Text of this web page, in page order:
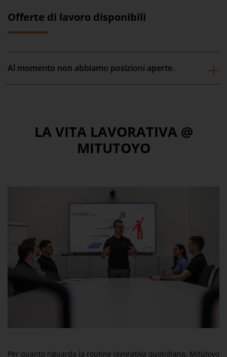
Offerte di lavoro disponibili
Al momento non abbiamo posizioni aperte.
LA VITA LAVORATIVA @
MITUTOYO
Per quanto riguarda la routine lavorativa quotidiana, Mitutoyo